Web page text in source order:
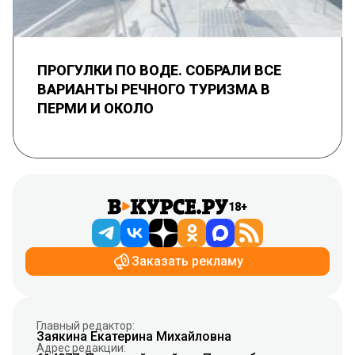
ПРОГУЛКИ ПО ВОДЕ. СОБРАЛИ ВСЕ
ВАРИАНТЫ РЕЧНОГО ТУРИЗМА В
ПЕРМИ И ОКОЛО
18+
Заказать рекламу
Главный редактор:
Заякина Екатерина Михайловна
Адрес редакции: